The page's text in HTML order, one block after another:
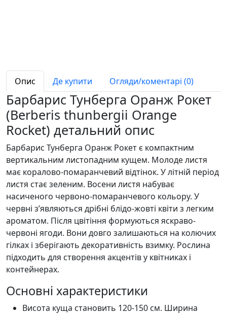
Опис Де купити Огляди/коментарі (0)
Барбарис Тунберга Оранж Рокет
(Berberis thunbergii Orange
Rocket) детальний опис
Барбарис Тунберга Оранж Рокет є компактним
вертикальним листопадним кущем. Молоде листя
має коралово-помаранчевий відтінок. У літній період
листя стає зеленим. Восени листя набуває
насиченого червоно-помаранчевого кольору. У
червні з’являються дрібні блідо-жовті квіти з легким
ароматом. Після цвітіння формуються яскраво-
червоні ягоди. Вони довго залишаються на колючих
гілках і зберігають декоративність взимку. Рослина
підходить для створення акцентів у квітниках і
контейнерах.
Основні характеристики
Висота куща становить 120-150 см. Ширина